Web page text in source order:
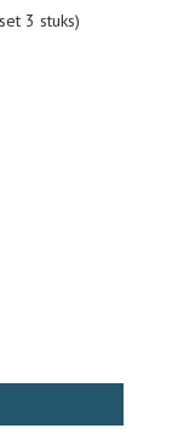
3 stuks)